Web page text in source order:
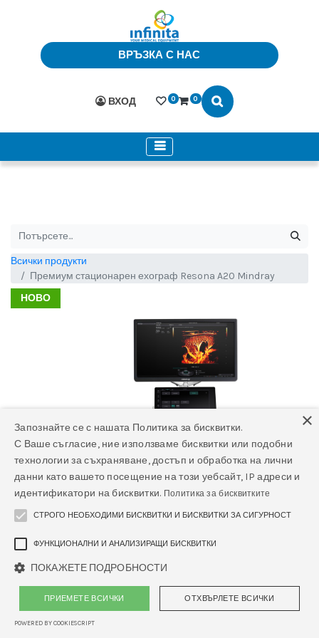
ВРЪЗКА С НАС
ВХОД 0 0
Всички продукти
Премиум стационарен ехограф Resona A20 Mindray
НОВО
×
Запознайте се с нашата Политика за бисквитки.
С Ваше съгласие, ние използваме бисквитки или подобни
технологии за съхраняване, достъп и обработка на лични
данни като вашето посещение на този уебсайт, IP адреси и
идентификатори на бисквитки. Политика за бисквитките
СТРОГО НЕОБХОДИМИ БИСКВИТКИ И БИСКВИТКИ ЗА СИГУРНОСТ
ФУНКЦИОНАЛНИ И АНАЛИЗИРАЩИ БИСКВИТКИ
ПОКАЖЕТЕ ПОДРОБНОСТИ
ПРИЕМЕТЕ ВСИЧКИ ОТХВЪРЛЕТЕ ВСИЧКИ
POWERED BY COOKIESCRIPT